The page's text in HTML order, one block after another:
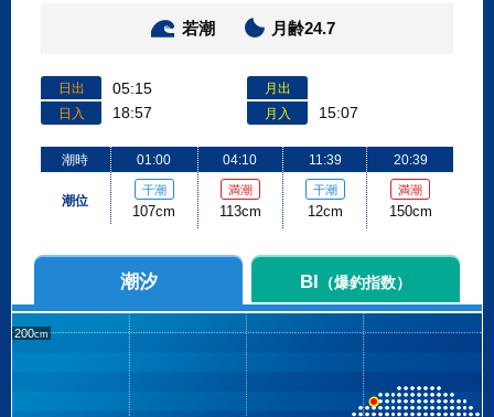
若潮 月齢24.7
日出 05:15
日入 18:57
月出
月入
15:07
潮時
潮位
01:00
干潮
107cm
04:10
満潮
113cm
11:39
干潮
12cm
20:39
満潮
150cm
潮汐 BI （爆釣指数）
200